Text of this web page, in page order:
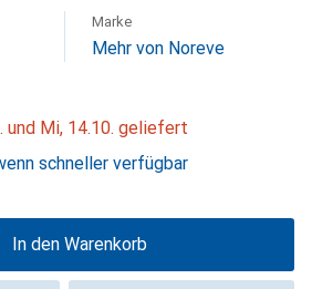
Marke
Mehr von Noreve
und Mi, 14.10. geliefert
schneller verfügbar
In den Warenkorb